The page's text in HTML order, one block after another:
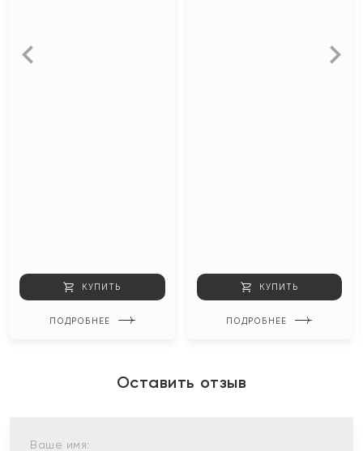
КУПИТЬ
ПОДРОБНЕЕ
КУПИТЬ
ПОДРОБНЕЕ
Оставить отзыв
Ваше имя: